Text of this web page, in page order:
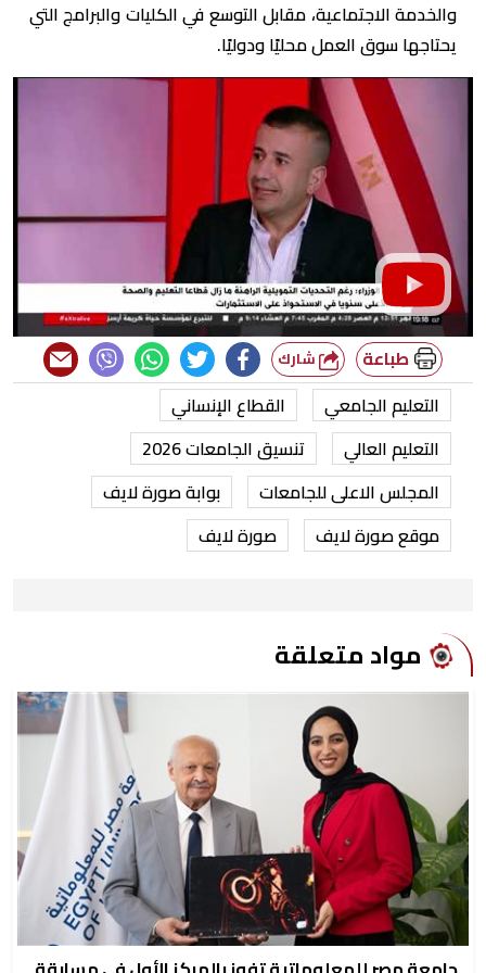
والخدمة الاجتماعية، مقابل التوسع في الكليات والبرامج التي
يحتاجها سوق العمل محليًا ودوليًا.
طباعة
التعليم الجامعي
القطاع الإنساني
التعليم العالي
تنسيق الجامعات 2026
المجلس الاعلى للجامعات
بوابة صورة لايف
موقع صورة لايف
صورة لايف
مواد متعلقة